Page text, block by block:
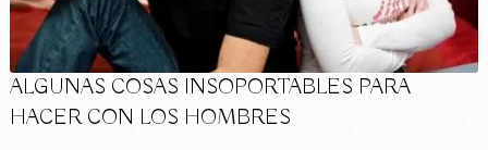
ALGUNAS COSAS INSOPORTABLES PARA
HACER CON LOS HOMBRES